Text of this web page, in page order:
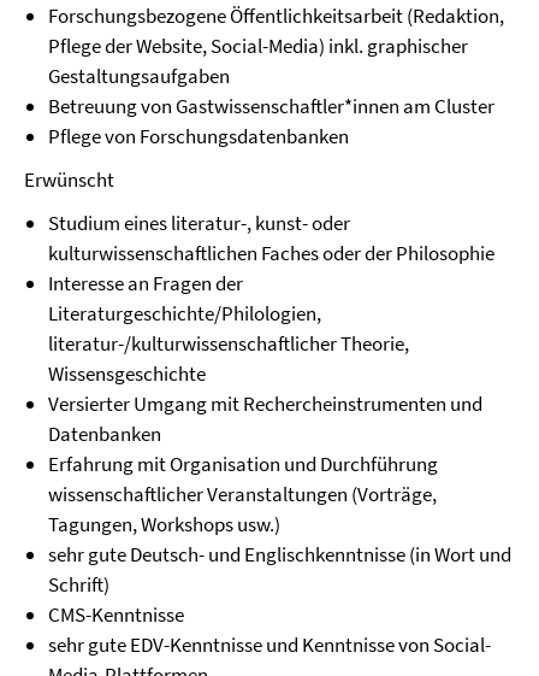
Forschungsbezogene Öffentlichkeitsarbeit (Redaktion,
Pflege der Website, Social-Media) inkl. graphischer
Gestaltungsaufgaben
Betreuung von Gastwissenschaftler*innen am Cluster
Pflege von Forschungsdatenbanken
Erwünscht
Studium eines literatur-, kunst- oder
kulturwissenschaftlichen Faches oder der Philosophie
Interesse an Fragen der
Literaturgeschichte/Philologien,
literatur-/kulturwissenschaftlicher Theorie,
Wissensgeschichte
Versierter Umgang mit Rechercheinstrumenten und
Datenbanken
Erfahrung mit Organisation und Durchführung
wissenschaftlicher Veranstaltungen (Vorträge,
Tagungen, Workshops usw.)
sehr gute Deutsch- und Englischkenntnisse (in Wort und
Schrift)
CMS-Kenntnisse
sehr gute EDV-Kenntnisse und Kenntnisse von Social-